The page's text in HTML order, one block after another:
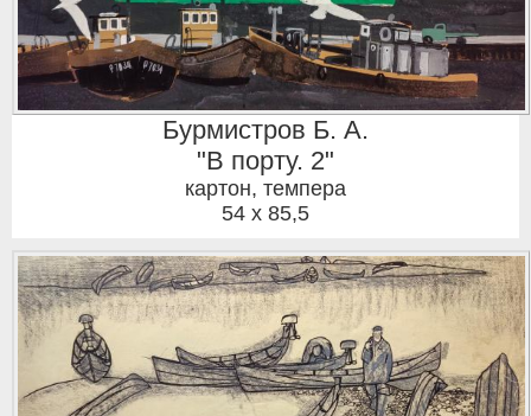
Бурмистров Б. А.
"В порту. 2"
картон, темпера
54 x 85,5